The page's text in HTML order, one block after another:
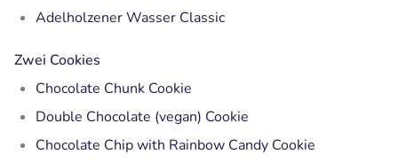
Adelholzener Wasser Classic
Zwei Cookies
Chocolate Chunk Cookie
Double Chocolate (vegan) Cookie
Chocolate Chip with Rainbow Candy Cookie